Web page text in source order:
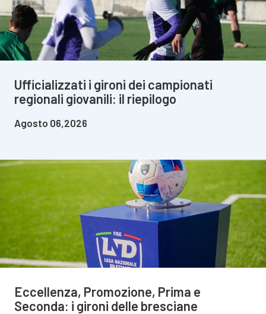
Ufficializzati i gironi dei campionati
regionali giovanili: il riepilogo
Agosto 06,2026
Eccellenza, Promozione, Prima e
Seconda: i gironi delle bresciane